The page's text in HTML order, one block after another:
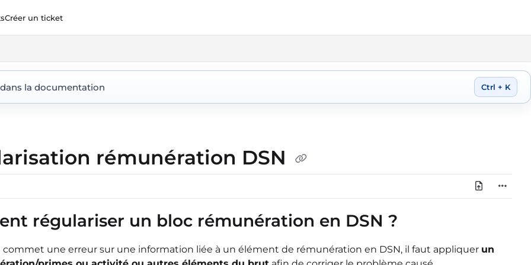
Créer un ticket
rémunération DSN
régulariser un bloc rémunération en DSN ?
commet une erreur sur une information liée à un élément de rémunération en DSN, il faut appliquer un
la documentation Ctrl + K